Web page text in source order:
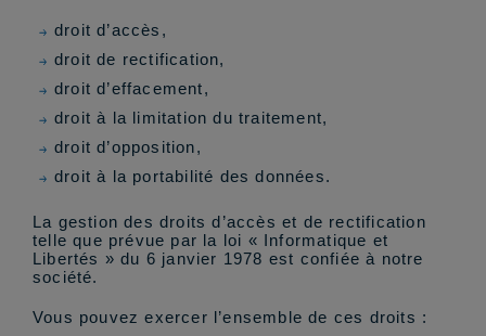
droit d’accès,
droit de rectification,
droit d’effacement,
droit à la limitation du traitement,
droit d’opposition,
droit à la portabilité des données.
La gestion des droits d’accès et de rectification
telle que prévue par la loi « Informatique et
Libertés » du 6 janvier 1978 est confiée à notre
société.
Vous pouvez exercer l’ensemble de ces droits :